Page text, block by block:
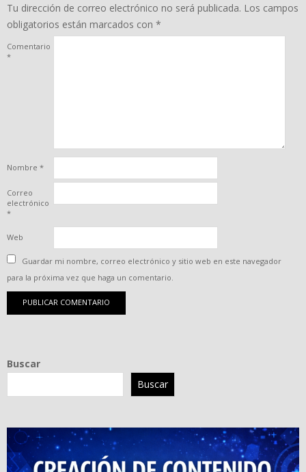
Tu dirección de correo electrónico no será publicada. Los campos
obligatorios están marcados con *
Comentario
*
Nombre *
Correo
electrónico
*
Web
Guardar mi nombre, correo electrónico y sitio web en este navegador
para la próxima vez que haga un comentario.
Buscar
Buscar